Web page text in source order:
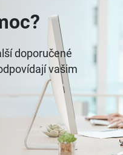
doporučené
vašim